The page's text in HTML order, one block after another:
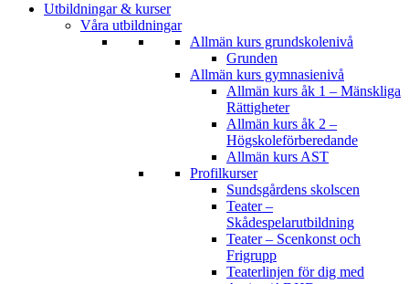
Utbildningar & kurser
Våra utbildningar
Allmän kurs grundskolenivå
Grunden
Allmän kurs gymnasienivå
Allmän kurs åk 1 – Mänskliga
Rättigheter
Allmän kurs åk 2 –
Högskoleförberedande
Allmän kurs AST
Profilkurser
Sundsgårdens skolscen
Teater –
Skådespelarutbildning
Teater – Scenkonst och
Frigrupp
Teaterlinjen för dig med